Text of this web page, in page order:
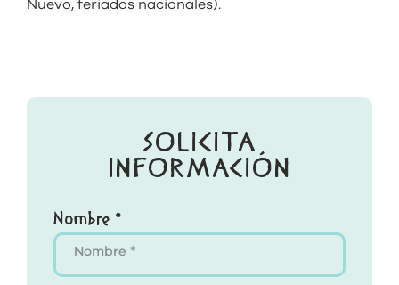
Nuevo, feriados nacionales).
SOLICITA
INFORMACIÓN
Nombre *